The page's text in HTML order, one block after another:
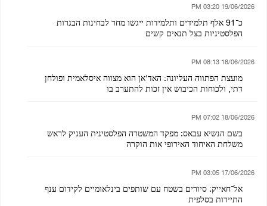
19/06/2026 03:20 PM
כ־91 אלף תלמידים ותלמידות ייגשו מחר לבחינות הבגרות
הפלסטיניות בצל תנאים קשים
18/06/2026 08:13 PM
מועצת הפתווה העליונה: האד'אן הוא מצווה איסלאמית ופולחן
דתי, ולכוחות הכיבוש אין זכות להתערב בו
18/06/2026 07:02 PM
בשם הנשיא עבאס: מפקד המשטרה הפלסטינית העניק לראש
משלחת האיחוד האירופי אות הוקרה
17/06/2026 03:05 PM
אל־חאייק: סיורים בשטח עם שותפים בינלאומיים לקידום ענף
התיירות בסלפית